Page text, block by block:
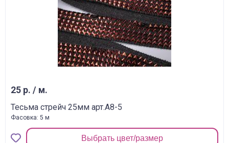
25 р. / м.
Тесьма стрейч 25мм арт.A8-5
Фасовка: 5 м
Выбрать цвет/размер